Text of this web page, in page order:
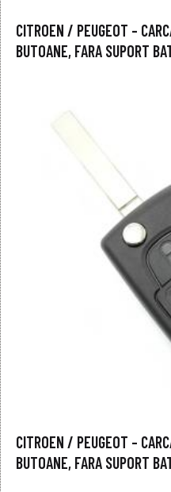
CITROEN / PEUGEOT –
BUTOANE, FARA SUPORT
CITROEN / PEUGEOT –
BUTOANE, FARA SUPORT